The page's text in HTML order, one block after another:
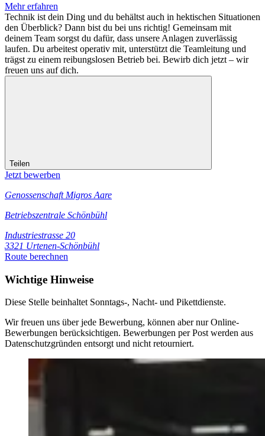
Mehr erfahren
Technik ist dein Ding und du behältst auch in hektischen Situationen
den Überblick? Dann bist du bei uns richtig! Gemeinsam mit
deinem Team sorgst du dafür, dass unsere Anlagen zuverlässig
laufen. Du arbeitest operativ mit, unterstützt die Teamleitung und
trägst zu einem reibungslosen Betrieb bei. Bewirb dich jetzt – wir
freuen uns auf dich.
Teilen
Jetzt bewerben
Genossenschaft Migros Aare
Betriebszentrale Schönbühl
Industriestrasse 20
3321 Urtenen-Schönbühl
Route berechnen
Wichtige Hinweise
Diese Stelle beinhaltet Sonntags‑, Nacht‑ und Pikettdienste.
Wir freuen uns über jede Bewerbung, können aber nur Online-
Bewerbungen berücksichtigen. Bewerbungen per Post werden aus
Datenschutzgründen entsorgt und nicht retourniert.